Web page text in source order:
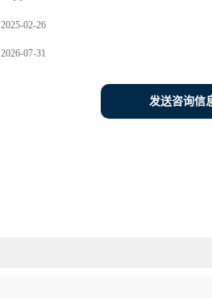
2025-02-26
2026-07-31
发送咨询信